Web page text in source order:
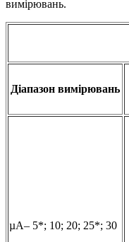
вимірювань.
Діапазон вимірювань
µA– 5*; 10; 20; 25*; 30